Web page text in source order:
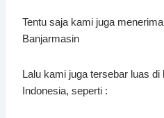
Tentu saja kami juga
Banjarmasin
Lalu kami juga tersebar luas
Indonesia, seperti :